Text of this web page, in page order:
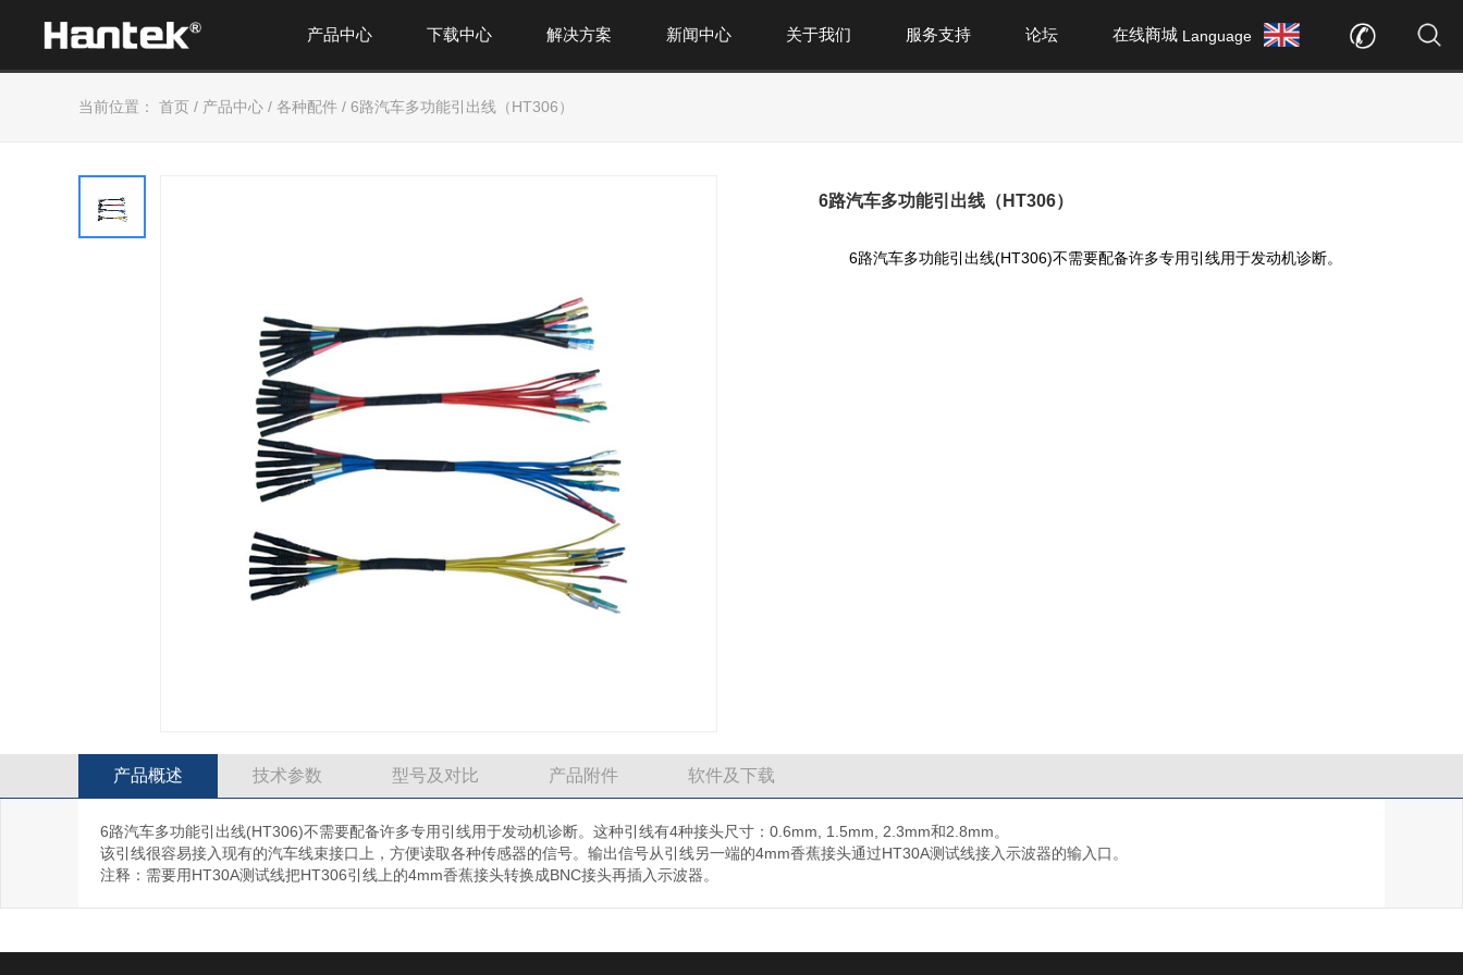
在线商城
论坛
服务支持
关于我们
新闻中心
解决方案
下载中心
产品中心 Language
当前位置： 首页 / 产品中心 / 各种配件 / 6路汽车多功能引出线（HT306）
6路汽车多功能引出线（HT306）
6路汽车多功能引出线(HT306)不需要配备许多专用引线用于发动机诊断。
产品概述 技术参数 型号及对比 产品附件 软件及下载
6路汽车多功能引出线(HT306)不需要配备许多专用引线用于发动机诊断。这种引线有4种接头尺寸：0.6mm, 1.5mm, 2.3mm和2.8mm。
该引线很容易接入现有的汽车线束接口上，方便读取各种传感器的信号。输出信号从引线另一端的4mm香蕉接头通过HT30A测试线接入示波器的输入口。
注释：需要用HT30A测试线把HT306引线上的4mm香蕉接头转换成BNC接头再插入示波器。